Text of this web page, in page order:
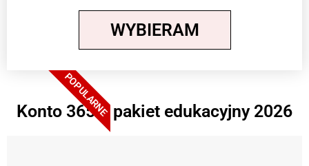
WYBIERAM
POPULARNE
Konto 365 + pakiet edukacyjny 2026